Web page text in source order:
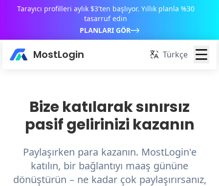
Tarayıcı profilleri aylık $3'ten başlıyor. Yıllık planla %30
tasarruf edin
PLANLARI GÖR
MostLogin Türkçe
Bize katılarak sınırsız
pasif gelirinizi kazanın
Paylaşırken para kazanın. MostLogin'e
katılın, bir bağlantıyı maaş gününe
dönüştürün – ne kadar çok paylaşırırsanız,